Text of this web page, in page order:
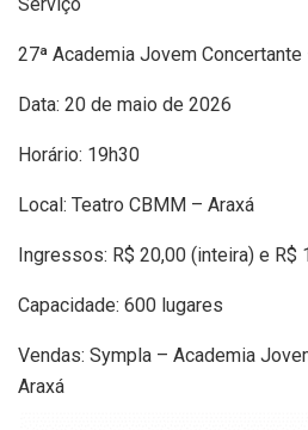
27ª Academia Jovem Concertante
Data: 20 de maio de 2026
Horário: 19h30
Local: Teatro CBMM – Araxá
Ingressos: R$ 20,00 (inteira) e R$
Capacidade: 600 lugares
Vendas: Sympla – Academia
Araxá